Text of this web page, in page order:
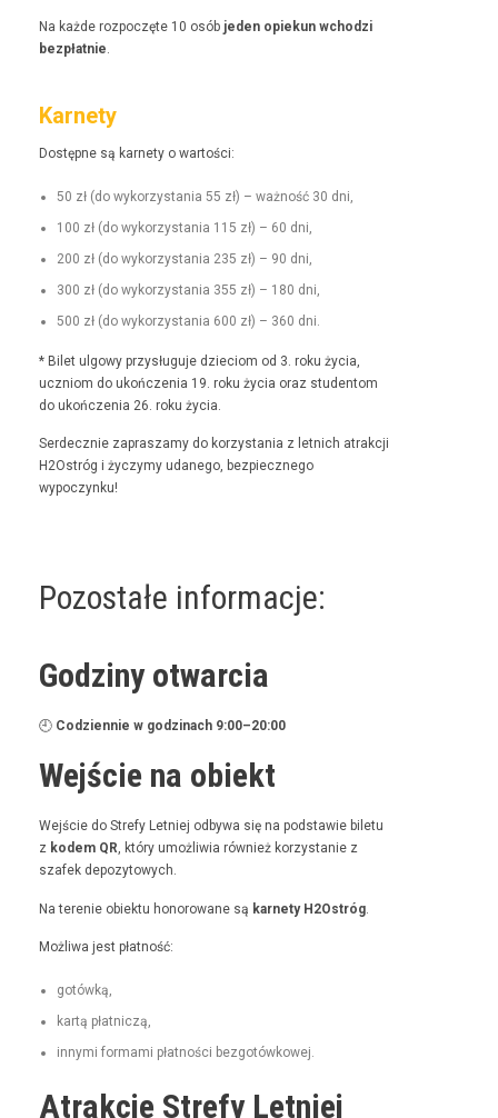
Na każde rozpoczęte 10 osób jeden opiekun wchodzi
bezpłat­nie.
Karnety
Dostęp­ne są kar­ne­ty o wartości:
50 zł (do wyko­rzys­ta­nia 55 zł) – ważność 30 dni,
100 zł (do wyko­rzys­ta­nia 115 zł) – 60 dni,
200 zł (do wyko­rzys­ta­nia 235 zł) – 90 dni,
300 zł (do wyko­rzys­ta­nia 355 zł) – 180 dni,
500 zł (do wyko­rzys­ta­nia 600 zł) – 360 dni.
* Bilet ulgo­wy przysługu­je dzieciom od 3. roku życia,
uczniom do ukończenia 19. roku życia oraz stu­den­tom
do ukończenia 26. roku życia.
Serdecznie zaprasza­my do korzys­ta­nia z let­nich atrakcji
H2Ostróg i życzymy udanego, bez­piecznego
wypoczynku!
Pozostałe informacje:
Godziny otwarcia
🕘 Codzi­en­nie w godz­i­nach 9:00–20:00
Wejście na obiekt
Wejś­cie do Stre­fy Let­niej odby­wa się na pod­staw­ie bile­tu
z kodem QR, który umożli­wia również korzys­tanie z
szafek depozytowych.
Na tere­nie obiek­tu hon­orowane są kar­ne­ty H2Ostróg
Możli­wa jest płatność:
gotówką,
kartą płat­niczą,
inny­mi for­ma­mi płat­noś­ci bezgotówkowej.
Atrakcje Strefy Letniej